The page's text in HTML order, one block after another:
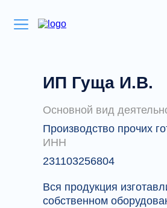
ИП Гуща И.В.
Основной вид
Производство прочих
ИНН
231103256804
Вся продукция
собственном